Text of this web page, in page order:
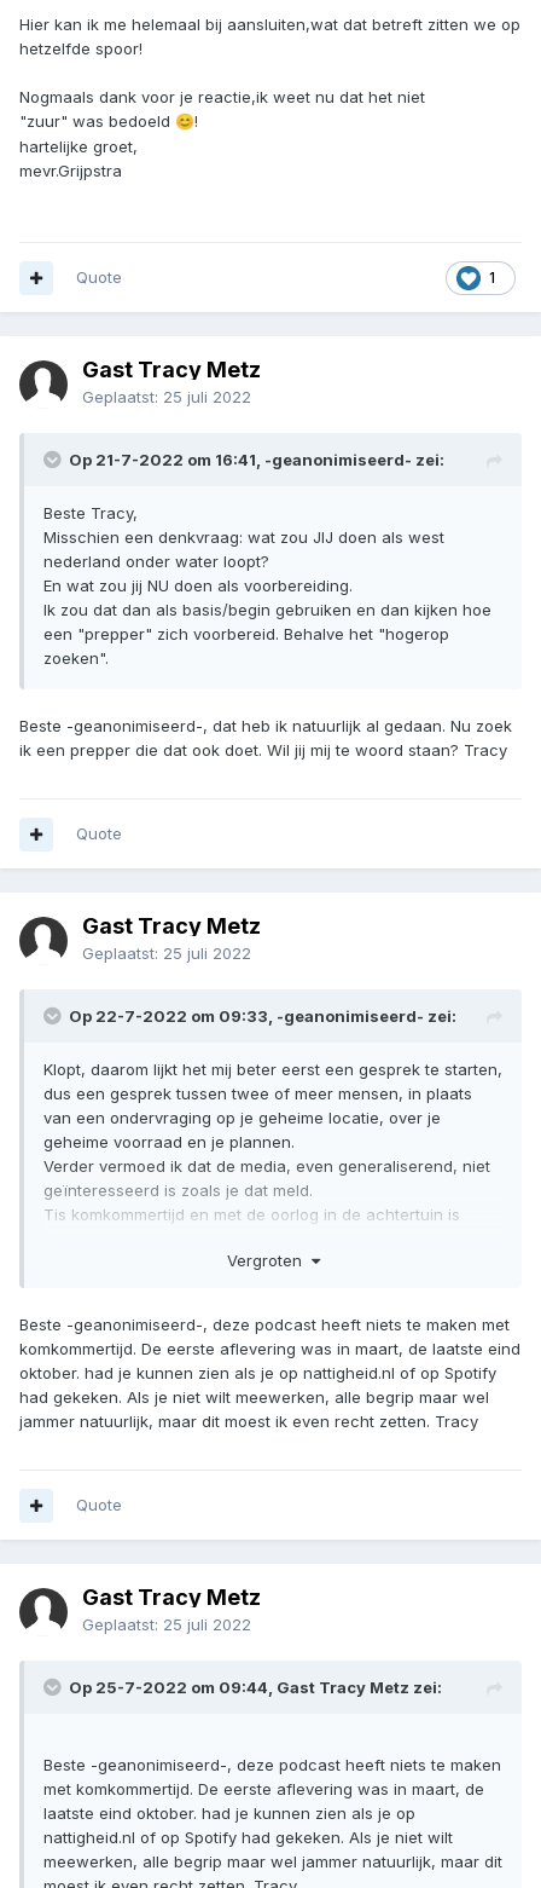
Hier kan ik me helemaal bij aansluiten,wat dat betreft zitten we op
hetzelfde spoor!
Nogmaals dank voor je reactie,ik weet nu dat het niet
"zuur" was bedoeld 😊!
hartelijke groet,
mevr.Grijpstra
1
Quote
Gast Tracy Metz
Geplaatst: 25 juli 2022
Op 21-7-2022 om 16:41, -geanonimiseerd- zei:
Beste Tracy,
Misschien een denkvraag: wat zou JIJ doen als west
nederland onder water loopt?
En wat zou jij NU doen als voorbereiding.
Ik zou dat dan als basis/begin gebruiken en dan kijken hoe
een "prepper" zich voorbereid. Behalve het "hogerop
zoeken".
Beste -geanonimiseerd-, dat heb ik natuurlijk al gedaan. Nu zoek
ik een prepper die dat ook doet. Wil jij mij te woord staan? Tracy
Quote
Gast Tracy Metz
Geplaatst: 25 juli 2022
Op 22-7-2022 om 09:33, -geanonimiseerd- zei:
Klopt, daarom lijkt het mij beter eerst een gesprek te starten,
dus een gesprek tussen twee of meer mensen, in plaats
van een ondervraging op je geheime locatie, over je
geheime voorraad en je plannen.
Verder vermoed ik dat de media, even generaliserend, niet
geïnteresseerd is zoals je dat meld.
Tis komkommertijd en met de oorlog in de achtertuin is
zijn onderwerpen als : half NL staat onder water of een
Vergroten
Beste -geanonimiseerd-, deze podcast heeft niets te maken met
komkommertijd. De eerste aflevering was in maart, de laatste eind
oktober. had je kunnen zien als je op nattigheid.nl of op Spotify
had gekeken. Als je niet wilt meewerken, alle begrip maar wel
jammer natuurlijk, maar dit moest ik even recht zetten. Tracy
Quote
Gast Tracy Metz
Geplaatst: 25 juli 2022
Op 25-7-2022 om 09:44, Gast Tracy Metz zei:
Beste -geanonimiseerd-, deze podcast heeft niets te maken
met komkommertijd. De eerste aflevering was in maart, de
laatste eind oktober. had je kunnen zien als je op
nattigheid.nl of op Spotify had gekeken. Als je niet wilt
meewerken, alle begrip maar wel jammer natuurlijk, maar dit